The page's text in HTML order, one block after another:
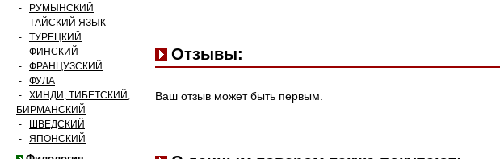
-
РУМЫНСКИЙ
- ТАЙСКИЙ ЯЗЫК
- ТУРЕЦКИЙ
- ФИНСКИЙ
- ФРАНЦУЗСКИЙ
- ФУЛА
- ХИНДИ, ТИБЕТСКИЙ,
БИРМАНСКИЙ
-
ШВЕДСКИЙ
- ЯПОНСКИЙ
Отзывы:
Ваш отзыв может быть первым.